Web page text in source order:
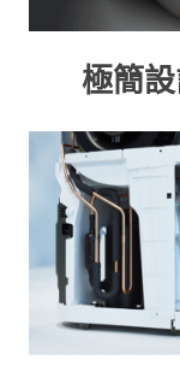
極簡